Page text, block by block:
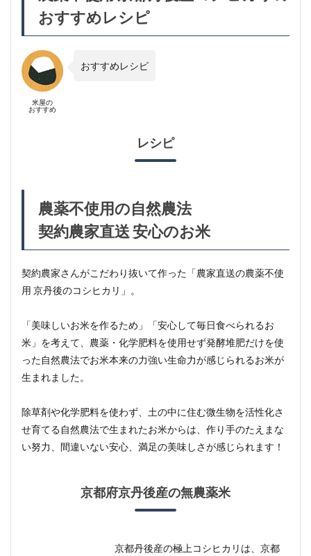
3.1
丹後
産の
無農
薬米
4
4.1
お米
を精
たら
スグ
発送
だわ
るお
米屋
で
す。
京都
府京
丹後
産の
おすすめレシピ
米屋の
おすすめ
おすすめレシピ
レシピ
農薬不使用の自然農法
契約農家直送 安心のお米
契約農家さんがこだわり抜いて作った「農家直送の農薬不使
用 京丹後のコシヒカリ」。
「美味しいお米を作るため」「安心して毎日食べられるお
米」を考えて、農薬・化学肥料を使用せず発酵堆肥だけを使
った自然農法でお米本来の力強い生命力が感じられるお米が
生まれました。
除草剤や化学肥料を使わず、土の中に住む微生物を活性化さ
せ育てる自然農法で生まれたお米からは、作り手のたえまな
い努力、間違いない安心、満足の美味しさが感じられます！
京都府京丹後産の無農薬米
京都丹後産の極上コシヒカリは、京都